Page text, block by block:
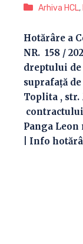
Arhiva HCL,
Hotărâre a
NR. 158 /
dreptului
suprafaţă
Toplita ,
contractului
Panga
| Info